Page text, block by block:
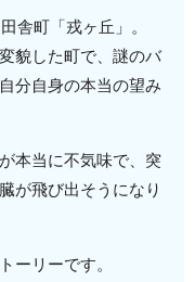
舎町「戎ヶ丘」。
貌した町で、謎のバ
分自身の本当の望み
本当に不気味で、突
が飛び出そうになり
ーリーです。